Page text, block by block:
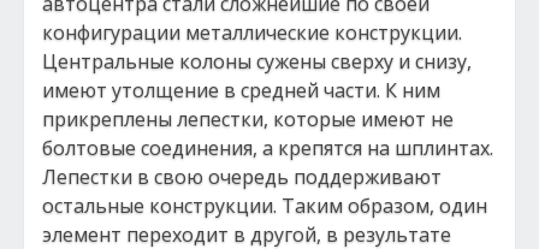
конфигурации металлические конструкции.
Центральные колоны сужены сверху и снизу,
имеют утолщение в средней части. К ним
прикреплены лепестки, которые имеют не
болтовые соединения, а крепятся на шплинтах.
Лепестки в свою очередь поддерживают
остальные конструкции. Таким образом, один
элемент переходит в другой, в результате